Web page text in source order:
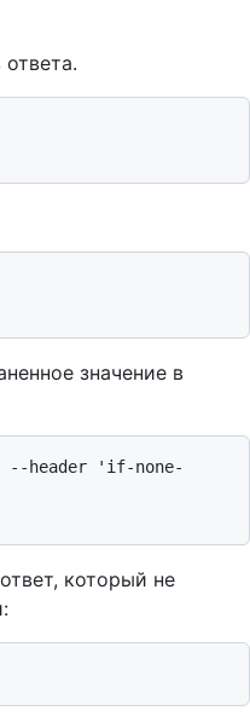
ответа.
значение в
--header 'if-none-
ответ, который не